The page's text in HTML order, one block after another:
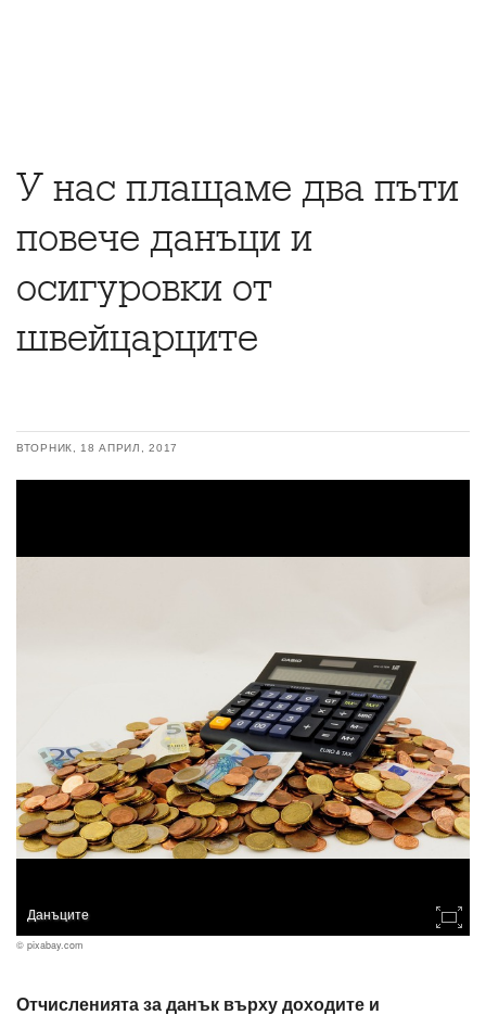
У нас плащаме два пъти
повече данъци и
осигуровки от
швейцарците
ВТОРНИК, 18 АПРИЛ, 2017
Данъците
© pixabay.com
Отчисленията за данък върху доходите и